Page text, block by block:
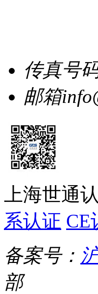
传真号
邮箱
上海世通
系认证 CE
备案号：
部